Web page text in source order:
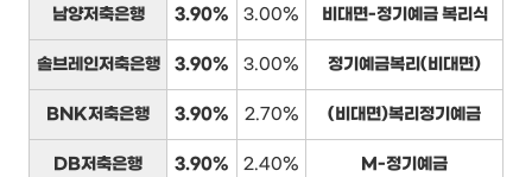
남양저축은행 3.90% 3.00% 비대면-정기예금 복리식
솔브레인저축은행 3.90% 3.00% 정기예금복리(비대면)
BNK저축은행 3.90% 2.70% (비대면)복리정기예금
DB저축은행 3.90% 2.40% M-정기예금